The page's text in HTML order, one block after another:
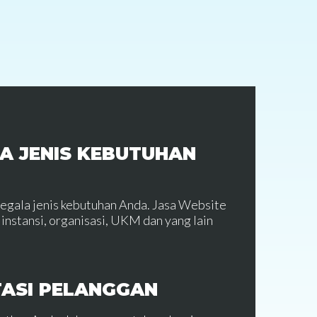
JENIS KEBUTUHAN
jenis kebutuhan Anda. Jasa Website
organisasi, UKM dan yang lain
PELANGGAN